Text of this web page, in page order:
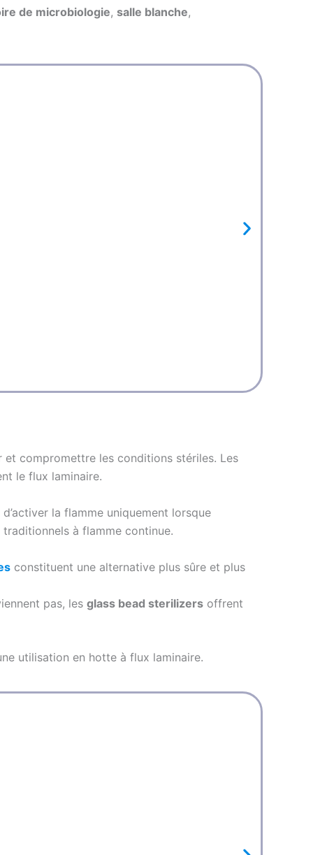
de microbiologie, salle blanche,
compromettre les conditions stériles. Les
le flux laminaire.
la flamme uniquement lorsque
à flamme continue.
constituent une alternative plus sûre et plus
pas, les glass bead sterilizers offrent
utilisation en hotte à flux laminaire.